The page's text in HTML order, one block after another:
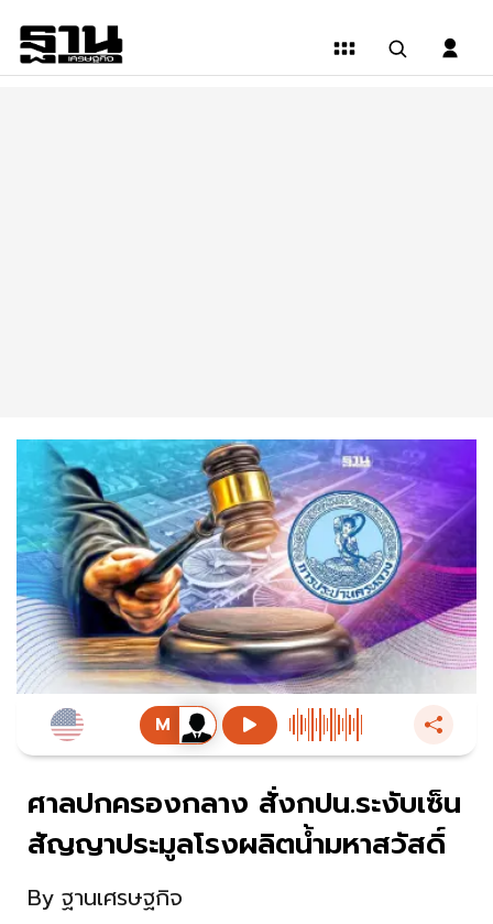
ศาลปกครองกลาง สั่งกปน.ระงับเซ็น
สัญญาประมูลโรงผลิตน้ำมหาสวัสดิ์
By ฐานเศรษฐกิจ